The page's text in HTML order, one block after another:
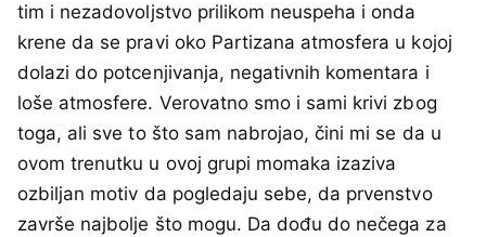
tim i nezadovoljstvo prilikom neuspeha i onda
krene da se pravi oko Partizana atmosfera u kojoj
dolazi do potcenjivanja, negativnih komentara i
loše atmosfere. Verovatno smo i sami krivi zbog
toga, ali sve to što sam nabrojao, čini mi se da u
ovom trenutku u ovoj grupi momaka izaziva
ozbiljan motiv da pogledaju sebe, da prvenstvo
završe najbolje što mogu. Da dođu do nečega za